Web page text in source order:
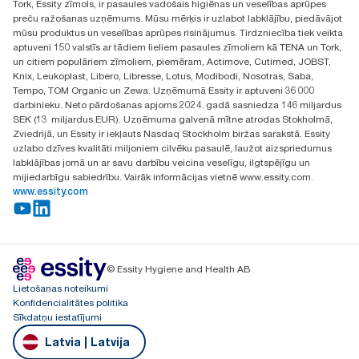
Atrast izplatītāju
Ulbrokas street 19A
Riga, Latvija
LV-1028
Tork, Essity zīmols, ir pasaules vadošais higiēnas un veselības aprūpes
preču ražošanas uzņēmums. Mūsu mērķis ir uzlabot labklājību, piedāvājot
mūsu produktus un veselības aprūpes risinājumus. Tirdzniecība tiek veikta
aptuveni 150 valstīs ar tādiem lieliem pasaules zīmoliem kā TENA un Tork,
un citiem populāriem zīmoliem, piemēram, Actimove, Cutimed, JOBST,
Knix, Leukoplast, Libero, Libresse, Lotus, Modibodi, Nosotras, Saba,
Tempo, TOM Organic un Zewa. Uzņēmumā Essity ir aptuveni 36 000
darbinieku. Neto pārdošanas apjoms 2024. gadā sasniedza 146 miljardus
SEK (13 miljardus EUR). Uzņēmuma galvenā mītne atrodas Stokholmā,
Zviedrijā, un Essity ir iekļauts Nasdaq Stockholm biržas sarakstā. Essity
uzlabo dzīves kvalitāti miljoniem cilvēku pasaulē, laužot aizspriedumus
labklājības jomā un ar savu darbību veicina veselīgu, ilgtspējīgu un
mijiedarbīgu sabiedrību. Vairāk informācijas vietnē www.essity.com.
www.essity.com
© Essity Hygiene and Health AB
Lietošanas noteikumi
Konfidencialitātes politika
Sīkdatņu iestatījumi
Latvia | Latvija